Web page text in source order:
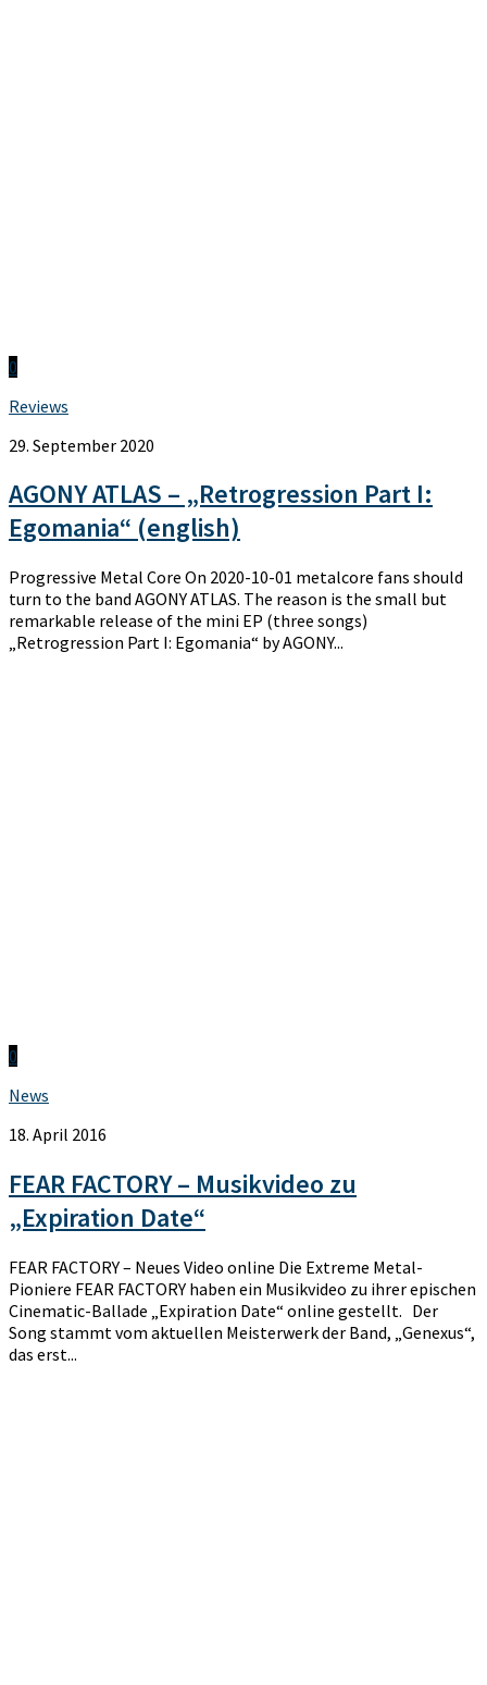
0
Reviews
29. September 2020
AGONY ATLAS – „Retrogression Part I:
Egomania“ (english)
Progressive Metal Core On 2020-10-01 metalcore fans should
turn to the band AGONY ATLAS. The reason is the small but
remarkable release of the mini EP (three songs)
„Retrogression Part I: Egomania“ by AGONY...
0
News
18. April 2016
FEAR FACTORY – Musikvideo zu
„Expiration Date“
FEAR FACTORY – Neues Video online Die Extreme Metal-
Pioniere FEAR FACTORY haben ein Musikvideo zu ihrer epischen
Cinematic-Ballade „Expiration Date“ online gestellt. Der
Song stammt vom aktuellen Meisterwerk der Band, „Genexus“,
das erst...